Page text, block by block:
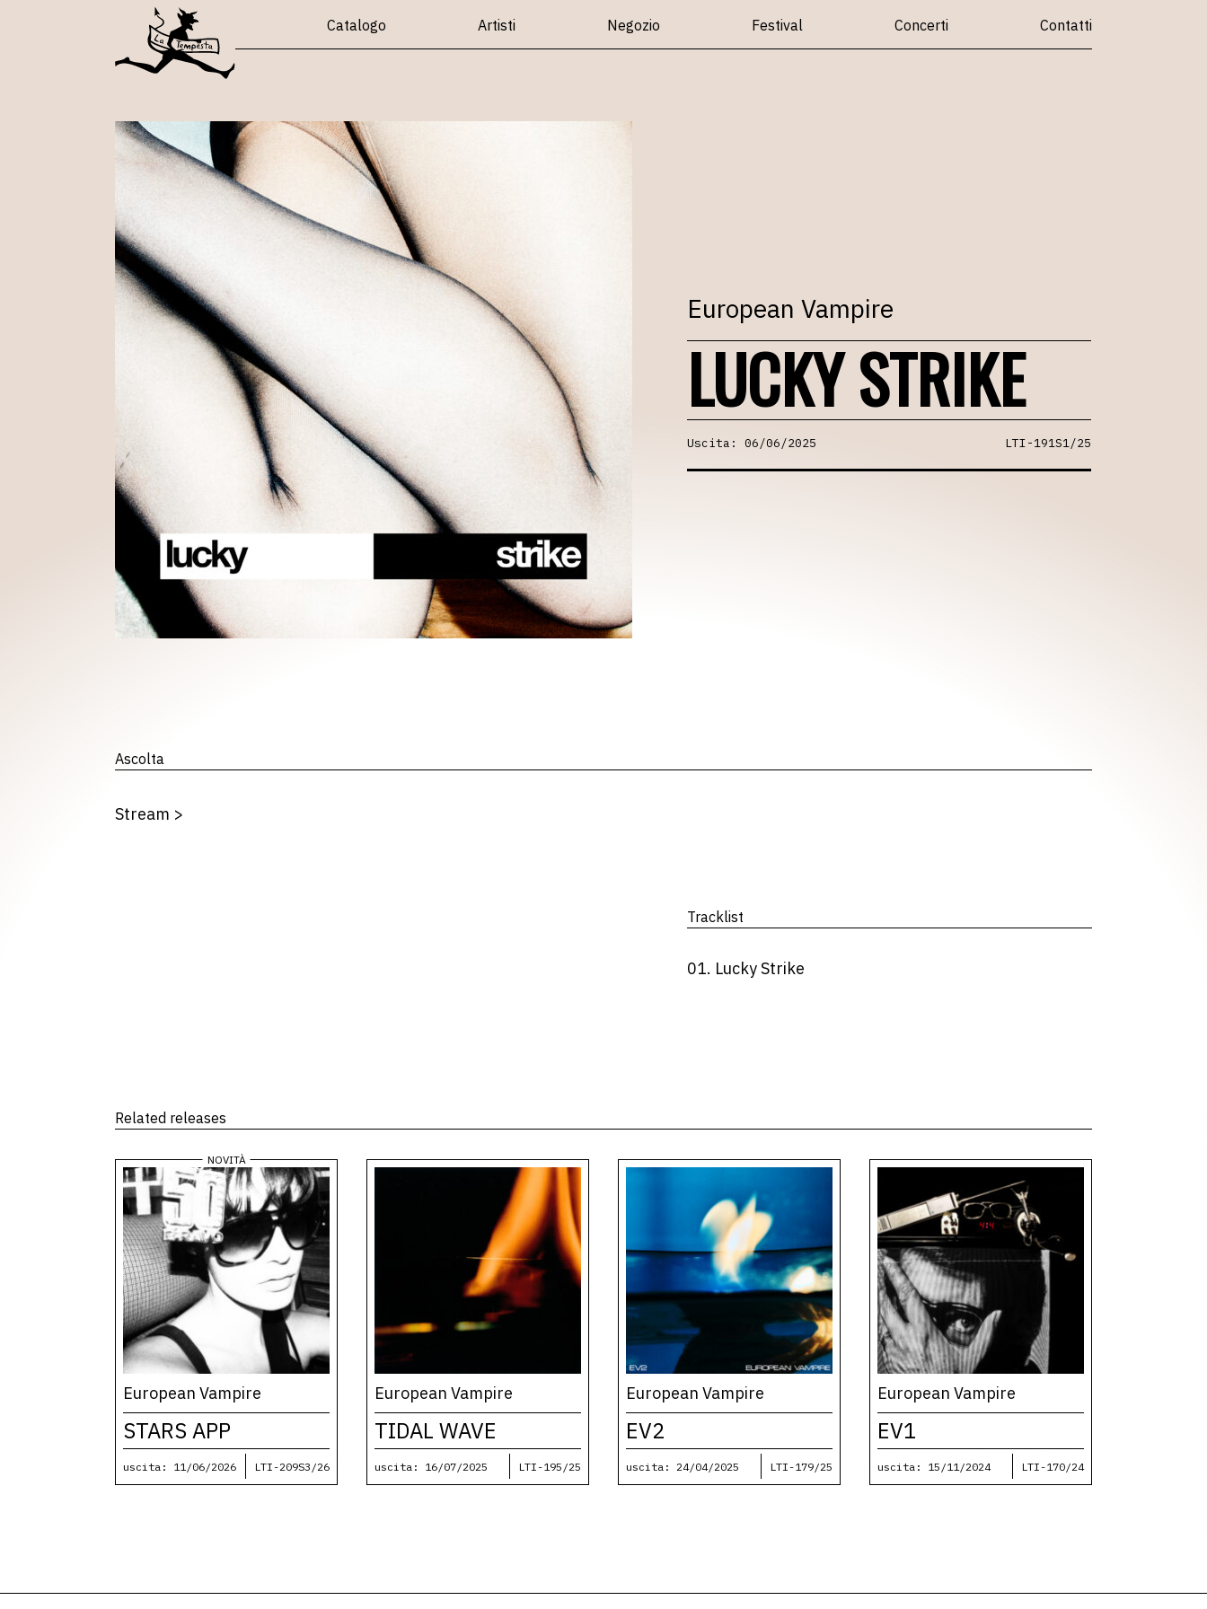
Catalogo Artisti Negozio Festival Concerti Contatti
European Vampire
LUCKY STRIKE
Uscita: 06/06/2025 LTI-191S1/25
Ascolta
Stream >
Tracklist
01. Lucky Strike
Related releases
European Vampire
STARS APP
uscita: 11/06/2026 LTI-209S3/26
European Vampire
TIDAL WAVE
uscita: 16/07/2025 LTI-195/25
European Vampire
EV2
uscita: 24/04/2025 LTI-179/25
European Vampire
EV1
uscita: 15/11/2024 LTI-170/24